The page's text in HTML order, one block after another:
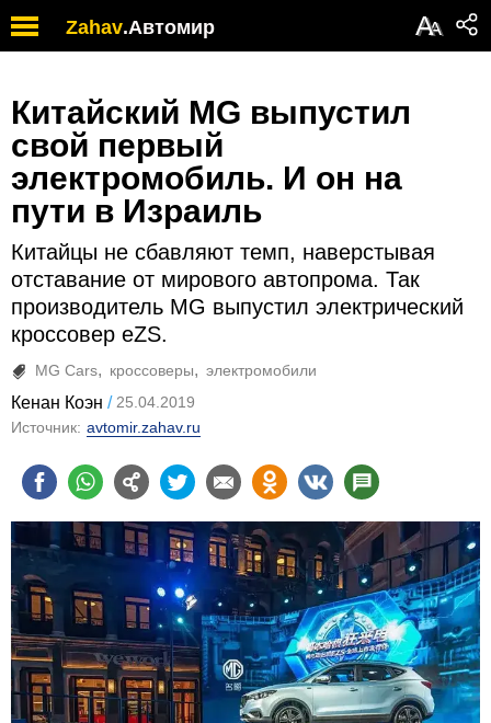
Zahav.Автомир АА
Китайский MG выпустил
свой первый
электромобиль. И он на
пути в Израиль
Китайцы не сбавляют темп, наверстывая
отставание от мирового автопрома. Так
производитель MG выпустил электрический
кроссовер eZS.
MG Cars кроссоверы электромобили
Кенан Коэн
25.04.2019
Источник: avtomir.zahav.ru